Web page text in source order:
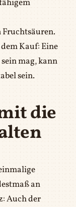
Kauf: Eine
mag, kann
sein.
die
an
Auch der